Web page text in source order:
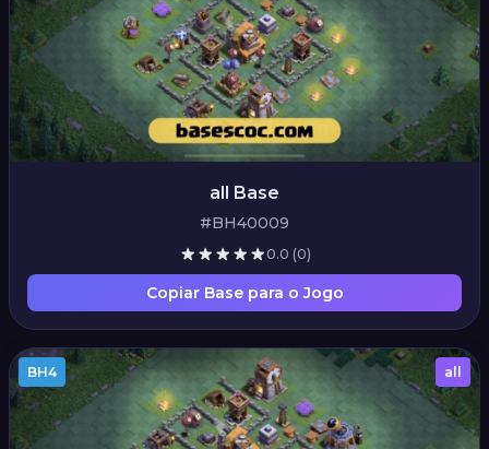
all Base
#BH40009
0.0 (0)
Copiar Base para o Jogo
BH4 all